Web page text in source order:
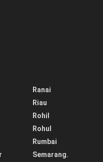
Ranai
Riau
Rohil
Rohul
Rumbai
Semarang.